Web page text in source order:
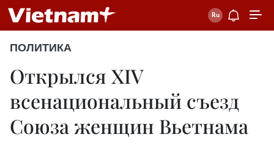
ПОЛИТИКА
Открылся XIV
всенациональный съезд
Союза женщин Вьетнама